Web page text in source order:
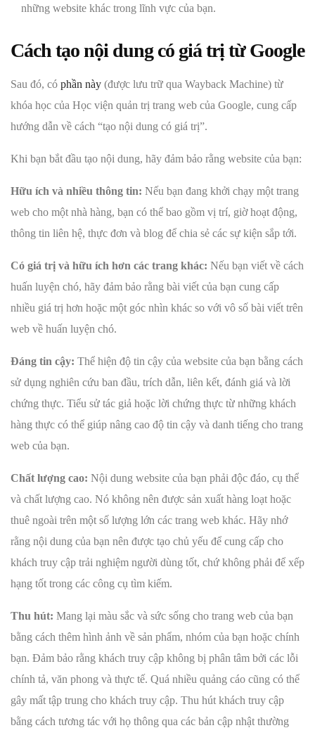
những website khác trong lĩnh vực của bạn.
Cách tạo nội dung có giá trị từ Google
Sau đó, có phần này (được lưu trữ qua Wayback Machine) từ
khóa học của Học viện quản trị trang web của Google, cung cấp
hướng dẫn về cách “tạo nội dung có giá trị”.
Khi bạn bắt đầu tạo nội dung, hãy đảm bảo rằng website của bạn:
Hữu ích và nhiều thông tin: Nếu bạn đang khởi chạy một trang
web cho một nhà hàng, bạn có thể bao gồm vị trí, giờ hoạt động,
thông tin liên hệ, thực đơn và blog để chia sẻ các sự kiện sắp tới.
Có giá trị và hữu ích hơn các trang khác: Nếu bạn viết về cách
huấn luyện chó, hãy đảm bảo rằng bài viết của bạn cung cấp
nhiều giá trị hơn hoặc một góc nhìn khác so với vô số bài viết trên
web về huấn luyện chó.
Đáng tin cậy: Thể hiện độ tin cậy của website của bạn bằng cách
sử dụng nghiên cứu ban đầu, trích dẫn, liên kết, đánh giá và lời
chứng thực. Tiểu sử tác giả hoặc lời chứng thực từ những khách
hàng thực có thể giúp nâng cao độ tin cậy và danh tiếng cho trang
web của bạn.
Chất lượng cao: Nội dung website của bạn phải độc đáo, cụ thể
và chất lượng cao. Nó không nên được sản xuất hàng loạt hoặc
thuê ngoài trên một số lượng lớn các trang web khác. Hãy nhớ
rằng nội dung của bạn nên được tạo chủ yếu để cung cấp cho
khách truy cập trải nghiệm người dùng tốt, chứ không phải để xếp
hạng tốt trong các công cụ tìm kiếm.
Thu hút: Mang lại màu sắc và sức sống cho trang web của bạn
bằng cách thêm hình ảnh về sản phẩm, nhóm của bạn hoặc chính
bạn. Đảm bảo rằng khách truy cập không bị phân tâm bởi các lỗi
chính tả, văn phong và thực tế. Quá nhiều quảng cáo cũng có thể
gây mất tập trung cho khách truy cập. Thu hút khách truy cập
bằng cách tương tác với họ thông qua các bản cập nhật thường